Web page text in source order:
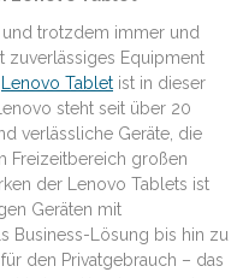
trotzdem immer und
zuverlässiges Equipment
Lenovo Tablet ist in dieser
steht seit über 20
verlässliche Geräte, die
Freizeitbereich großen
der Lenovo Tablets ist
Geräten mit
Business-Lösung bis hin zu
den Privatgebrauch – das